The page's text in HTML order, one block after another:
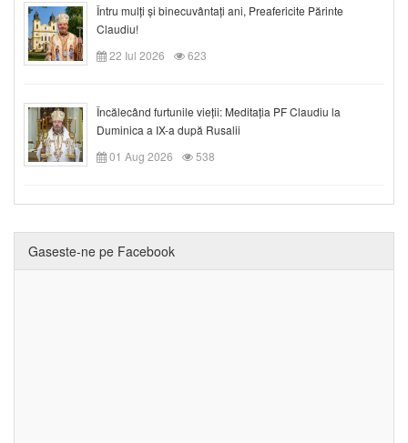
Întru mulți și binecuvântați ani, Preafericite Părinte
Claudiu!
22 Iul 2026
623
Încălecând furtunile vieții: Meditația PF Claudiu la
Duminica a IX-a după Rusalii
01 Aug 2026
538
Gaseste-ne pe Facebook